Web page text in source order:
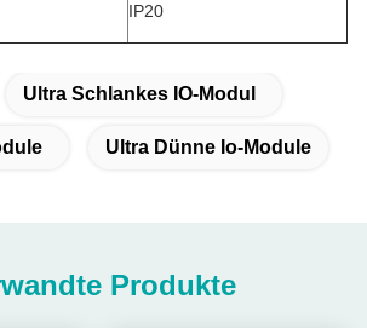
IP20
Ultra Schlankes IO-Modul
Ultra Dünne Io-Module
Produkte